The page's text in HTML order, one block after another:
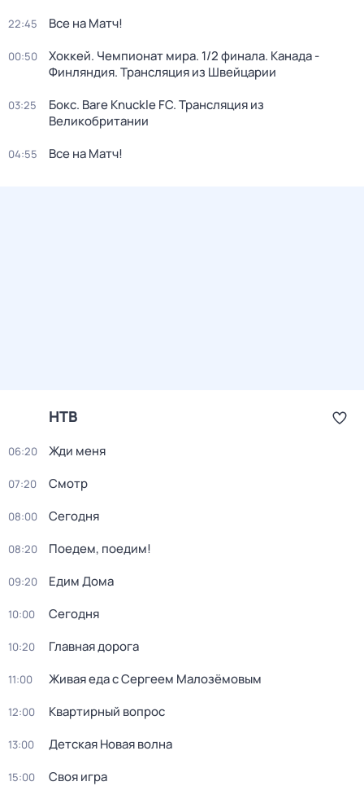
22:45 Все на Матч!
00:50
Хоккей. Чемпионат мира. 1/2 финала. Канада -
Финляндия. Трансляция из Швейцарии
03:25
Бокс. Bare Knuckle FC. Трансляция из
Великобритании
04:55 Все на Матч!
НТВ
06:20 Жди меня
07:20 Смотр
08:00 Сегодня
08:20 Поедем, поедим!
09:20 Едим Дома
10:00 Сегодня
10:20 Главная дорога
11:00 Живая еда с Сергеем Малозёмовым
12:00 Квартирный вопрос
13:00 Детская Новая волна
15:00 Своя игра